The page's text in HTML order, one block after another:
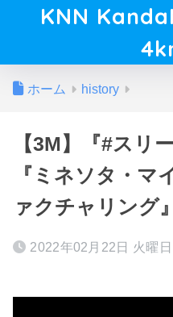
KNN
ホーム history
【3M】『#スリ
『ミネソタ・マ
ァクチャリング
2022年02月22日 火曜日